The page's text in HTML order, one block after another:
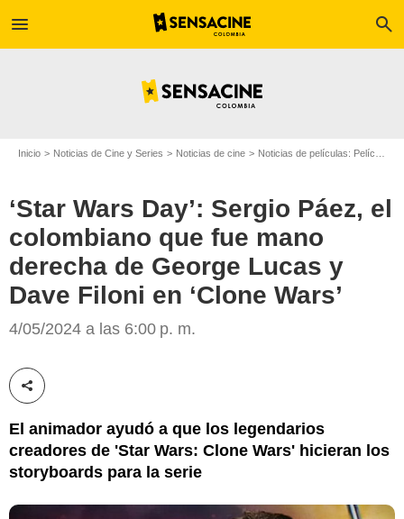
menu search
Inicio Noticias de Cine y Series Noticias de cine Noticias de películas: Película - ¿Sabías que...?
‘Star Wars Day’: Sergio Páez, el
colombiano que fue mano
derecha de George Lucas y
Dave Filoni en ‘Clone Wars’
4/05/2024 a las 6:00 p. m.
Compartir esta noticia
El animador ayudó a que los legendarios
creadores de 'Star Wars: Clone Wars' hicieran los
storyboards para la serie
ScreenSlam